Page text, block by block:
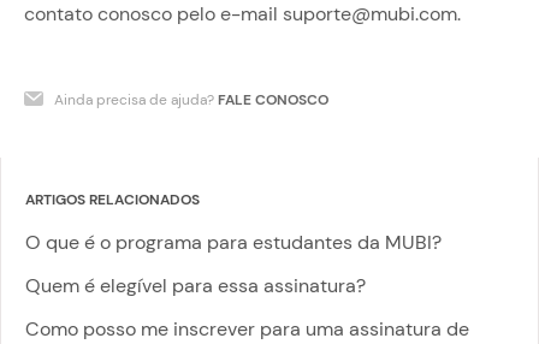
contato conosco pelo e-mail suporte@mubi.com.
Ainda precisa de ajuda?FALE CONOSCO
ARTIGOS RELACIONADOS
O que é o programa para estudantes da MUBI?
Quem é elegível para essa assinatura?
Como posso me inscrever para uma assinatura de